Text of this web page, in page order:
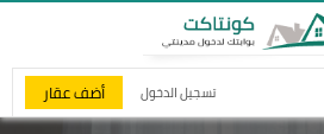
تسجيل الدخول أضف عقار